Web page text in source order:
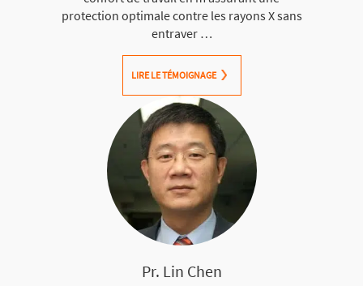
protection optimale contre les rayons X sans
entraver …
LIRE LE TÉMOIGNAGE
Pr. Lin Chen